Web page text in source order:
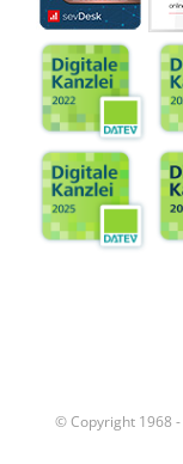
© Copyright 1968 -